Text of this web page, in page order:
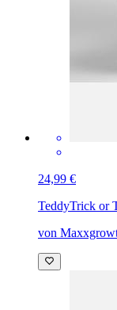
24,99 €
TeddyTrick or
von